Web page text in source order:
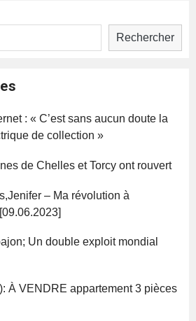
Rechercher
: « C’est sans aucun doute la
de collection »
de Chelles et Torcy ont rouvert
– Ma révolution à
Un double exploit mondial
À VENDRE appartement 3 pièces